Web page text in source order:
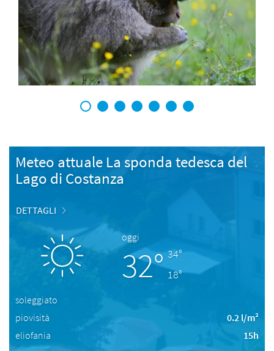
1 2 3 4 5 6 7
Meteo attuale La sponda tedesca del
Lago di Costanza
DETTAGLI
oggi
32° 34°
18°
soleggiato
piovisità
0.2 l/m²
eliofania
15h